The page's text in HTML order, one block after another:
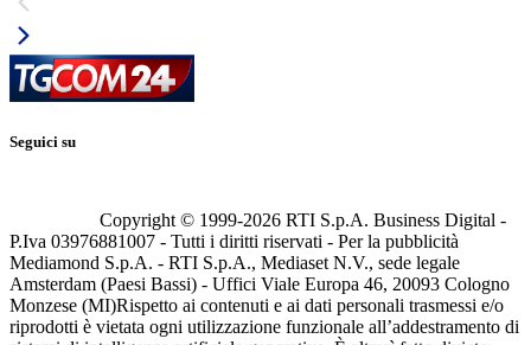
Seguici su
Copyright © 1999-2026 RTI S.p.A. Business Digital -
P.Iva 03976881007 - Tutti i diritti riservati - Per la pubblicità
Mediamond S.p.A. - RTI S.p.A., Mediaset N.V., sede legale
Amsterdam (Paesi Bassi) - Uffici Viale Europa 46, 20093 Cologno
Monzese (MI)Rispetto ai contenuti e ai dati personali trasmessi e/o
riprodotti è vietata ogni utilizzazione funzionale all’addestramento di